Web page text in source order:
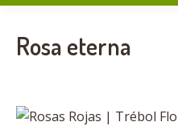
Rosa eterna